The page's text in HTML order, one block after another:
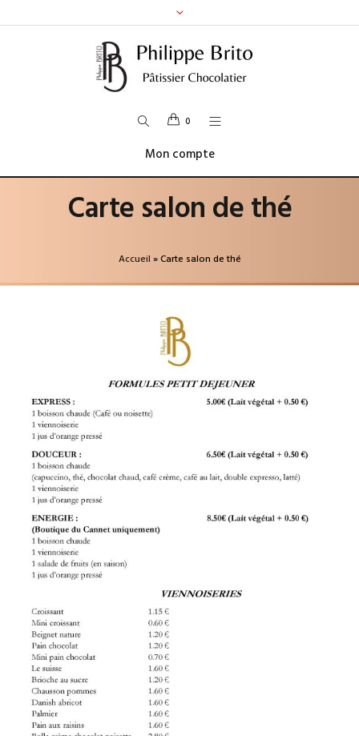
0
Mon compte
Carte salon de thé
Accueil »Carte salon de thé